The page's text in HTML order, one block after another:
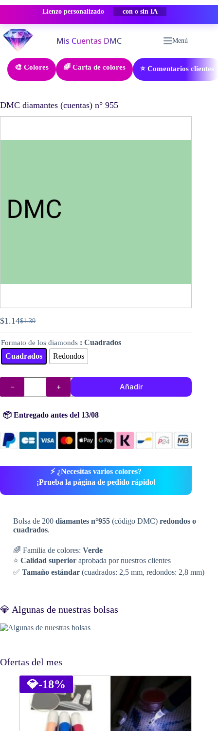
Lienzo personalizado -50% DESCUENTO
Saltar
al
contenido
Menú
🎨 Colores 🌈 Carta de colores ⭐ Comentarios clientes
DMC diamantes (cuentas) n° 955
$1.39
El
precio
original
era:
$1.39.
$1.14El
precio
actual
es:
$1.14.
Formato de los diamonds : Cuadrados
Cuadrados
Redondos
DMC
diamantes
(cuentas)
955
Añadir
📦 Entregado antes del 13/08
⚡ ¿Necesitas varios colores?
¡Prueba la página de pedido rápido!
Bolsa de 200 diamantes n°955(código DMC) redondos o
cuadrados.
🌈 Familia de colores: Verde
⭐ Calidad superioraprobada por nuestros clientes
✅ Tamaño estándar(cuadrados: 2,5 mm, redondos: 2,8 mm)
💎 Algunas de nuestras bolsas
Ofertas del mes
💎-18%